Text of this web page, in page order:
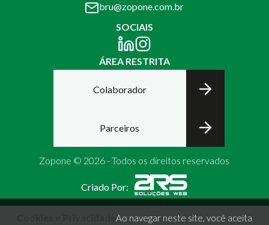
bru@zopone.com.br
SOCIAIS
ÁREA RESTRITA
Colaborador
Parceiros
Zopone © 2026 - Todos os direitos reservados
Criado Por:
Ao navegar neste site, você aceita